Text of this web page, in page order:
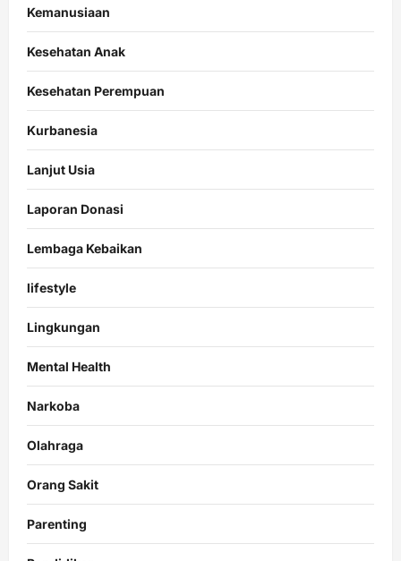
Kemanusiaan
Kesehatan Anak
Kesehatan Perempuan
Kurbanesia
Lanjut Usia
Laporan Donasi
Lembaga Kebaikan
lifestyle
Lingkungan
Mental Health
Narkoba
Olahraga
Orang Sakit
Parenting